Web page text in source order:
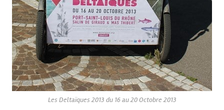
Les Deltaïques 2013 du 16 au 20 Octobre 2013